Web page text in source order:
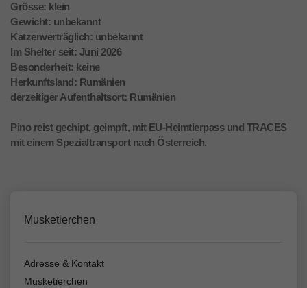
Grösse: klein
Gewicht: unbekannt
Katzenverträglich: unbekannt
Im Shelter seit: Juni 2026
Besonderheit: keine
Herkunftsland: Rumänien
derzeitiger Aufenthaltsort: Rumänien
Pino reist gechipt, geimpft, mit EU-Heimtierpass und TRACES
mit einem Spezialtransport nach Österreich.
Musketierchen
Adresse & Kontakt
Musketierchen